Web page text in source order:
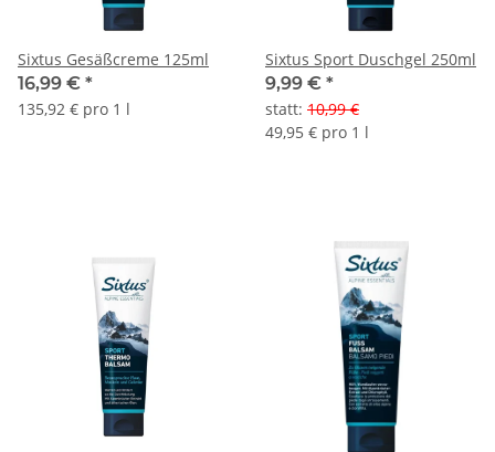
Sixtus Gesäßcreme 125ml
16,99 € *
135,92 € pro 1 l
Sixtus Sport Duschgel 250ml
9,99 € *
statt: 10,99 €
49,95 € pro 1 l